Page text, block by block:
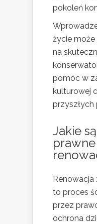
pokoleń
życie może
na
pomóc w
kulturowej
przyszłych
Jakie
to proces
przez
ochrona